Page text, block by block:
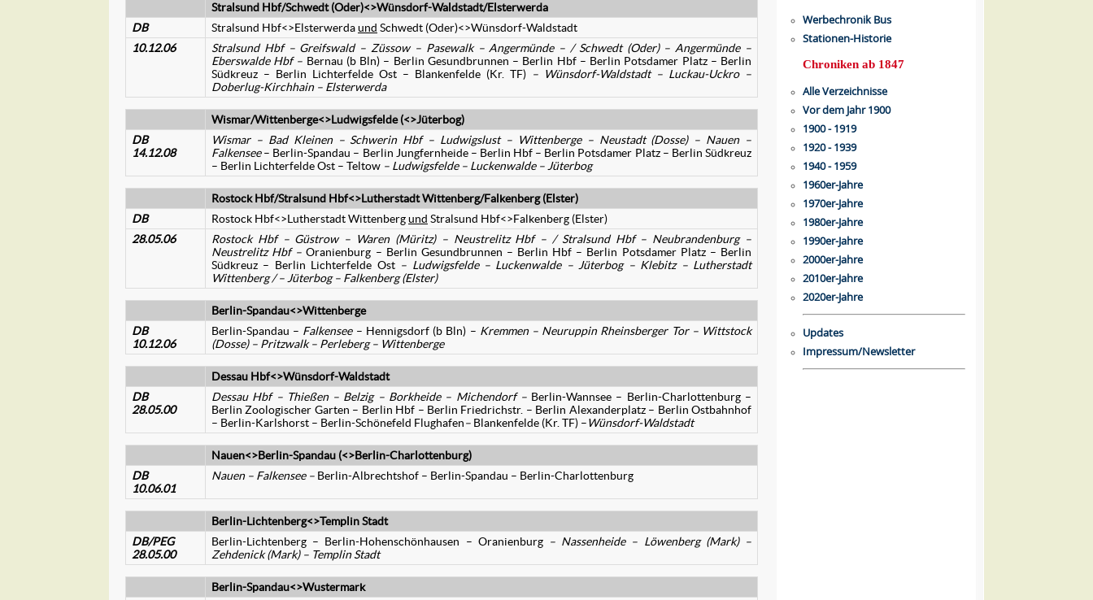
Stralsund Hbf/Schwedt (Oder)<>Wünsdorf-Waldstadt/Elsterwerda
DB
Stralsund Hbf<>Elsterwerdaund Schwedt (Oder)<>Wünsdorf-Waldstadt
10.12.06
Stralsund Hbf – Greifswald – Züssow – Pasewalk – Angermünde – / Schwedt (Oder) – Angermünde –
Eberswalde Hbf – Bernau (b Bln) – Berlin Gesundbrunnen – Berlin Hbf – Berlin Potsdamer Platz – Berlin
Südkreuz – Berlin Lichterfelde Ost – Blankenfelde (Kr. TF) – Wünsdorf-Waldstadt – Luckau-Uckro –
Doberlug-Kirchhain – Elsterwerda
Wismar/Wittenberge<>Ludwigsfelde (<>Jüterbog)
DB
14.12.08
Wismar – Bad Kleinen – Schwerin Hbf – Ludwigslust – Wittenberge – Neustadt (Dosse) – Nauen –
Falkensee – Berlin-Spandau – Berlin Jungfernheide – Berlin Hbf – Berlin Potsdamer Platz – Berlin Südkreuz
– Berlin Lichterfelde Ost – Teltow – Ludwigsfelde – Luckenwalde – Jüterbog
Rostock Hbf/Stralsund Hbf<>Lutherstadt Wittenberg/Falkenberg (Elster)
DB
Rostock Hbf<>Lutherstadt Wittenbergund Stralsund Hbf<>Falkenberg (Elster)
28.05.06
Rostock Hbf – Güstrow – Waren (Müritz) – Neustrelitz Hbf – / Stralsund Hbf – Neubrandenburg –
Neustrelitz Hbf – Oranienburg – Berlin Gesundbrunnen – Berlin Hbf – Berlin Potsdamer Platz – Berlin
Südkreuz – Berlin Lichterfelde Ost – Ludwigsfelde – Luckenwalde – Jüterbog – Klebitz – Lutherstadt
Wittenberg / – Jüterbog – Falkenberg (Elster)
Berlin-Spandau<>Wittenberge
DB
10.12.06
Berlin-Spandau – Falkensee – Hennigsdorf (b Bln) – Kremmen – Neuruppin Rheinsberger Tor – Wittstock
(Dosse) – Pritzwalk – Perleberg – Wittenberge
Dessau Hbf<>Wünsdorf-Waldstadt
DB
28.05.00
Dessau Hbf – Thießen – Belzig – Borkheide – Michendorf – Berlin-Wannsee – Berlin-Charlottenburg –
Berlin Zoologischer Garten – Berlin Hbf – Berlin Friedrichstr. – Berlin Alexanderplatz – Berlin Ostbahnhof
– Berlin-Karlshorst – Berlin-Schönefeld Flughafen– Blankenfelde (Kr. TF) –Wünsdorf-Waldstadt
Nauen<>Berlin-Spandau (<>Berlin-Charlottenburg)
DB
10.06.01
Nauen – Falkensee – Berlin-Albrechtshof – Berlin-Spandau – Berlin-Charlottenburg
Berlin-Lichtenberg<>Templin Stadt
DB/PEG
28.05.00
Berlin-Lichtenberg – Berlin-Hohenschönhausen – Oranienburg – Nassenheide – Löwenberg (Mark) –
Zehdenick (Mark) – Templin Stadt
Berlin-Spandau<>Wustermark
Werbechronik Bus
Stationen-Historie
Chroniken ab 1847
Alle Verzeichnisse
Vor dem Jahr 1900
1900 - 1919
1920 - 1939
1940 - 1959
1960er-Jahre
1970er-Jahre
1980er-Jahre
1990er-Jahre
2000er-Jahre
2010er-Jahre
2020er-Jahre
Updates
Impressum/Newsletter